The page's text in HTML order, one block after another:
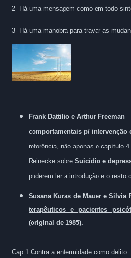
2- Há uma mensagem como em todo
3- Há uma manobra para travar as
Frank Dattilio e Arthur Freeman –
comportamentais p/ intervenção
referência, não apenas o capítulo 4
Reinecke sobre Suicídio e
puderem ler a introdução e o resto
Susana Kuras de Mauer e Silvia
terapêuticos e pacientes
(original de 1985).
Cap.1 Contra a enfermidade como delito